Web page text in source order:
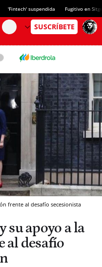
'Fintech' suspendida Fugitivo en
frente al desafío secesionista
su apoyo a la
al desafío